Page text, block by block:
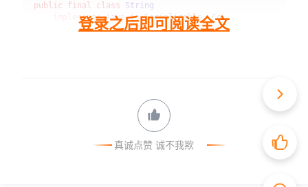
public final class
String
implements java .io.Serializable, Co...
登录之后即可阅读全文
真诚点赞 诚不我欺